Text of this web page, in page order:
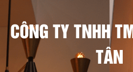
CÔNG TY TNHH
TÂN